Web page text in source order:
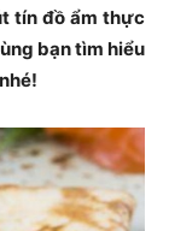
tín đồ ẩm thực
bạn tìm hiểu